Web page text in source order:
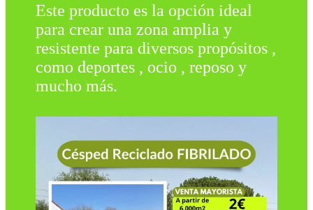
Este producto es la opción ideal
para crear una zona amplia y
resistente para diversos propósitos ,
como deportes , ocio , reposo y
mucho más.